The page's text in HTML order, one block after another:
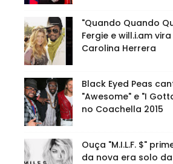
"Quando Quando
Fergie e will.i.am
Carolina Herrera
Black Eyed Peas
"Awesome" e "I
no Coachella 2015
Ouça "M.I.L.F. $"
da nova era solo da